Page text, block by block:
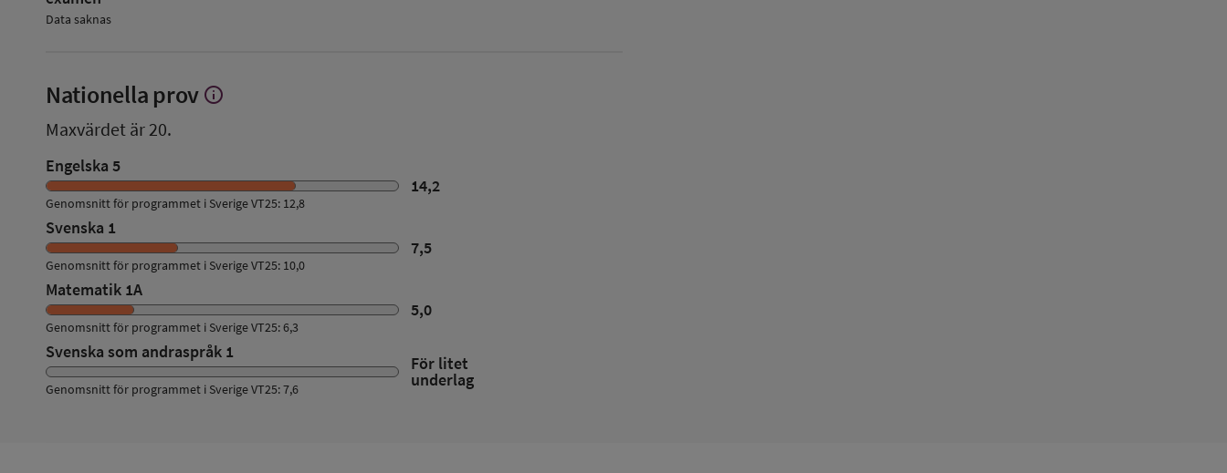
Data saknas
Nationella prov Visa
info
Maxvärdet är 20.
Engelska 5
14,2
Genomsnitt för programmet i Sverige VT25: 12,8
Svenska 1
7,5
Genomsnitt för programmet i Sverige VT25: 10,0
Matematik 1A
5,0
Genomsnitt för programmet i Sverige VT25: 6,3
Svenska som andraspråk 1
För litet
underlag
Genomsnitt för programmet i Sverige VT25: 7,6